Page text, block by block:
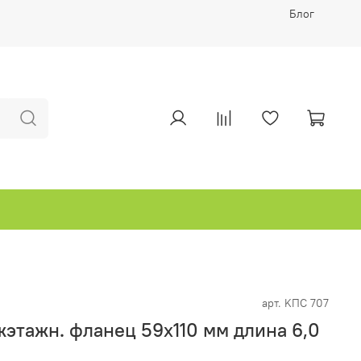
Блог
арт. KПC 707
фланец 59х110 мм длина 6,0